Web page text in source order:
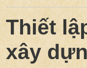
Thiết
xây